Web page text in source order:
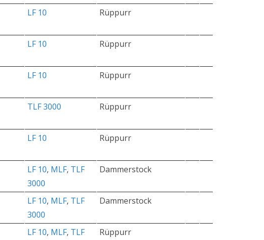
LF 10 Rüppurr
LF 10 Rüppurr
LF 10 Rüppurr
TLF 3000 Rüppurr
LF 10 Rüppurr
LF 10, MLF, TLF
3000
Dammerstock
LF 10, MLF, TLF
3000
Dammerstock
LF 10, MLF, TLF
Rüppurr